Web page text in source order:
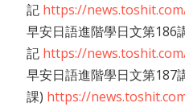
記 https://
早安日語進階學日文第186
記 https://
早安日語進階學日文第187
課) https://